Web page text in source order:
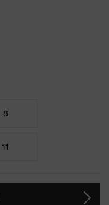
8
11